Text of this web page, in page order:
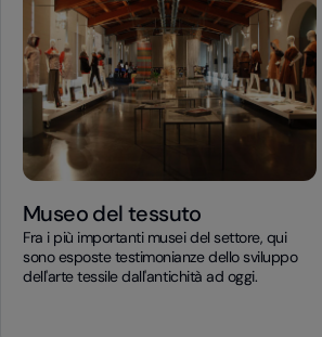
Museo del tessuto
Fra i più importanti musei del settore, qui
sono esposte testimonianze dello sviluppo
dell'arte tessile dall'antichità ad oggi.